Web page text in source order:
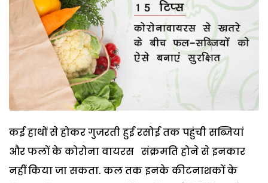
कई हाथों से होकर गुजरती हुई रसोई तक पहुंची सब्जियां
और फलों के कोरोना वायरस संक्रमति होने से इनकार
नहीं किया जा सकता. कल तक इनके कीटनाशकों के